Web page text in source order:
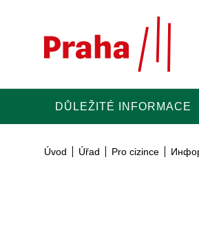
DŮLEŽITÉ INFORMACE
Úvod Úřad Pro cizince